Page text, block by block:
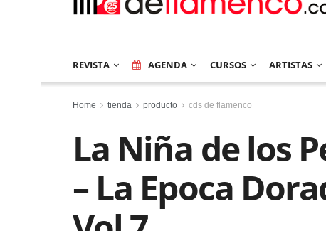
REVISTA AGENDA CURSOS ARTISTAS
Home tienda producto cds de flamenco
La Niña de los
– La Epoca